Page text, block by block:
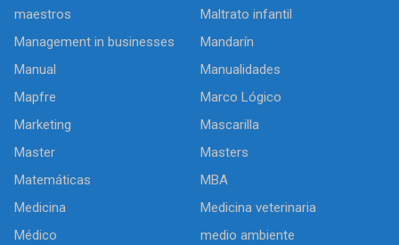
maestros
Maltrato infantil
Management in businesses
Mandarín
Manual
Manualidades
Mapfre
Marco Lógico
Marketing
Mascarilla
Master
Masters
Matemáticas
MBA
Medicina
Medicina veterinaria
Médico
medio ambiente